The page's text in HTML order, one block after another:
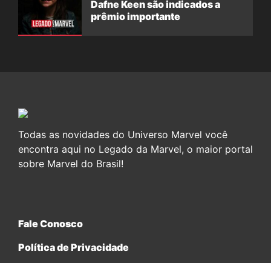
Dafne Keen são indicados a
prêmio importante
Todas as novidades do Universo Marvel você
encontra aqui no Legado da Marvel, o maior portal
sobre Marvel do Brasil!
Fale Conosco
Política de Privacidade